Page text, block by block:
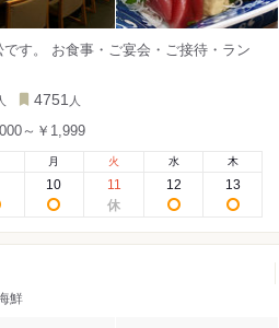
す。 お食事・ご宴会・ご接待・ラン
4751 人
～￥1,999
月
10
火
11
水
12
木
13
鮮